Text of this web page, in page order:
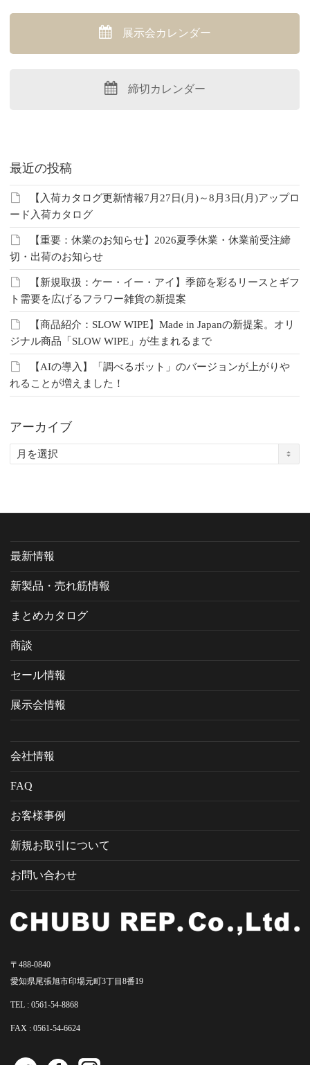
展示会カレンダー
締切カレンダー
最近の投稿
【入荷カタログ更新情報7月27日(月)～8月3日(月)アップロ
ード入荷カタログ
【重要：休業のお知らせ】2026夏季休業・休業前受注締
切・出荷のお知らせ
【新規取扱：ケー・イー・アイ】季節を彩るリースとギフ
ト需要を広げるフラワー雑貨の新提案
【商品紹介：SLOW WIPE】Made in Japanの新提案。オリ
ジナル商品「SLOW WIPE」が生まれるまで
【AIの導入】「調べるボット」のバージョンが上がりや
れることが増えました！
アーカイブ
ア
最新情報
新製品・売れ筋情報
まとめカタログ
商談
セール情報
展示会情報
会社情報
FAQ
お客様事例
新規お取引について
お問い合わせ
〒488-0840
愛知県尾張旭市印場元町3丁目8番19
TEL : 0561-54-8868
FAX : 0561-54-6624